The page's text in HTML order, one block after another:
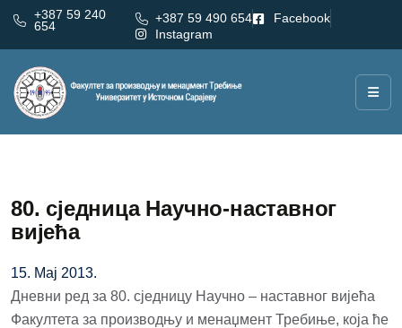
+387 59 240
654
+387 59 490 654
Facebook
Instagram
80. сједница Научно-наставног
вијећа
15. Мај 2013.
Дневни ред за 80. сједницу Научно – наставног вијећа
Факултета за производњу и менаџмент Требиње, која ће